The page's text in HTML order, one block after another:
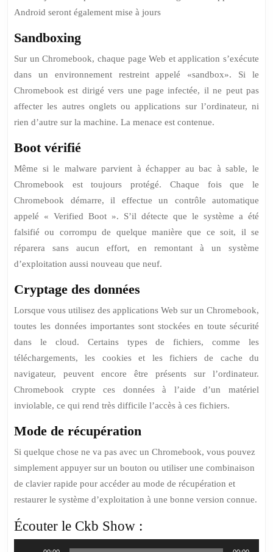
Android seront également mise à jours
Sandboxing
Sur un Chromebook, chaque page Web et application s’exécute
dans un environnement restreint appelé «sandbox». Si le
Chromebook est dirigé vers une page infectée, il ne peut pas
affecter les autres onglets ou applications sur l’ordinateur, ni
rien d’autre sur la machine. La menace est contenue.
Boot vérifié
Même si le malware parvient à échapper au bac à sable, le
Chromebook est toujours protégé. Chaque fois que le
Chromebook démarre, il effectue un contrôle automatique
appelé « Verified Boot ». S’il détecte que le système a été
falsifié ou corrompu de quelque manière que ce soit, il se
réparera sans aucun effort, en remontant à un système
d’exploitation aussi nouveau que neuf.
Cryptage des données
Lorsque vous utilisez des applications Web sur un Chromebook,
toutes les données importantes sont stockées en toute sécurité
dans le cloud. Certains types de fichiers, comme les
téléchargements, les cookies et les fichiers de cache du
navigateur, peuvent encore être présents sur l’ordinateur.
Chromebook crypte ces données à l’aide d’un matériel
inviolable, ce qui rend très difficile l’accès à ces fichiers.
Mode de récupération
Si quelque chose ne va pas avec un Chromebook, vous pouvez
simplement appuyer sur un bouton ou utiliser une combinaison
de clavier rapide pour accéder au mode de récupération et
restaurer le système d’exploitation à une bonne version connue.
Écouter le Ckb Show :